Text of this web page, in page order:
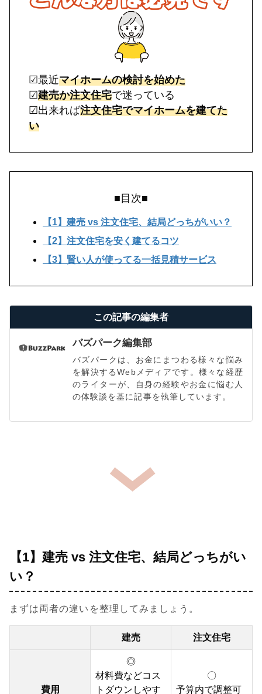
☑最近マイホームの検討を始めた
☑建売か注文住宅で迷っている
☑出来れば注文住宅でマイホームを建てた
い
■目次■
【1】建売 vs 注文住宅、結局どっちがいい？
【2】注文住宅を安く建てるコツ
【3】賢い人が使ってる一括見積サービス
この記事の編集者
バズパーク編集部
バズパークは、お金にまつわる様々な悩み
を解決するWebメディアです。様々な経歴
のライターが、自身の経験やお金に悩む人
の体験談を基に記事を執筆しています。
【1】建売 vs 注文住宅、結局どっちがい
い？
まずは両者の違いを整理してみましょう。
建売 注文住宅
費用
◎
材料費などコス
トダウンしやす
〇
予算内で調整可